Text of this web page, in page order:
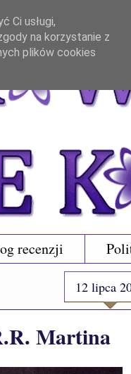
recenzji
12 lipca
Martina
Ci usługi,
na korzystanie z
plików cookies